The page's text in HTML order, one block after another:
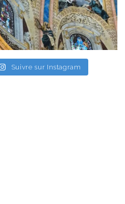
Suivre sur Instagram